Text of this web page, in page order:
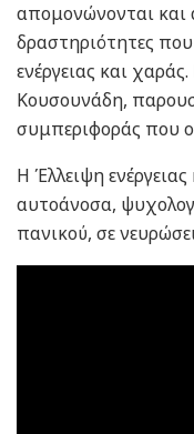
απομονώνονται
δραστηριότητες
ενέργειας και
Κουσουνάδη,
συμπεριφοράς που
Η Έλλειψη
αυτοάνοσα,
πανικού, σε